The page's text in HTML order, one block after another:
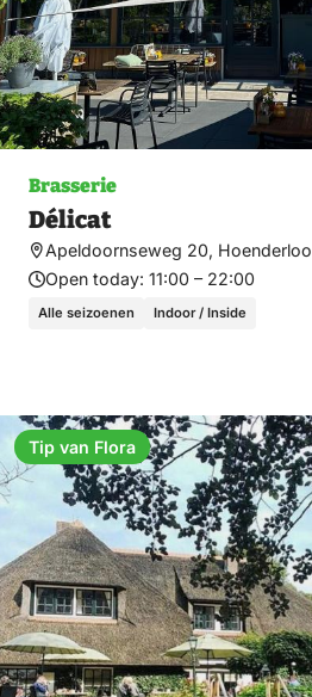
Brasserie
Délicat
Apeldoornseweg 20, Hoenderloo
Open today: 11:00 – 22:00
Alle seizoenen Indoor / Inside
Tip van Flora